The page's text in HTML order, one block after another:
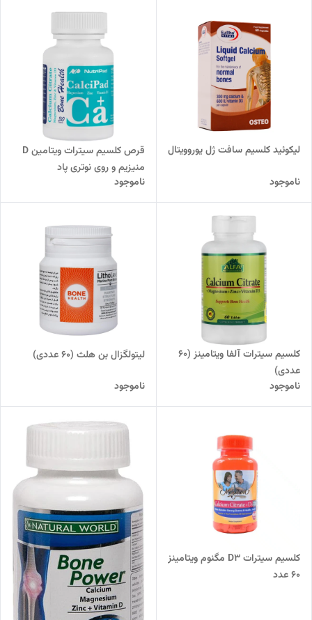
لیکوئید کلسیم سافت ژل یوروویتال
ناموجود
قرص کلسیم سیترات ویتامین D
منیزیم و روی نوتری پاد
ناموجود
کلسیم سیترات آلفا ویتامینز (60
عددی)
ناموجود
لیتولگزال بن هلث (60 عددی)
ناموجود
کلسیم سیترات D3 مگنوم ویتامینز
60 عدد